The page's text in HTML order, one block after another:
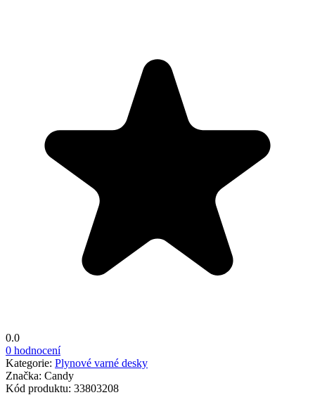
0.0
0 hodnocení
Kategorie: Plynové varné desky
Značka: Candy
Kód produktu: 33803208